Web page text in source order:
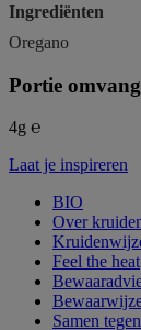
Ingrediënten
Oregano
Portie omvang
4g ℮
Laat je inspireren
BIO
Over
Feel the heat
Samen